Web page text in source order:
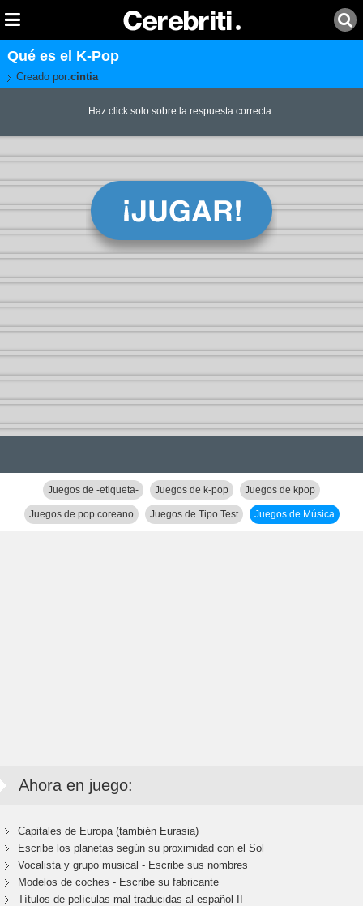
Qué es el K-Pop
Creado por:cintia
Haz click solo sobre la respuesta correcta.
Juegos de -etiqueta- Juegos de k-pop Juegos de kpop
Juegos de pop coreano Juegos de Tipo Test Juegos de Música
Ahora en juego:
Capitales de Europa (también Eurasia)
Escribe los planetas según su proximidad con el Sol
Vocalista y grupo musical - Escribe sus nombres
Modelos de coches - Escribe su fabricante
Títulos de películas mal traducidas al español II